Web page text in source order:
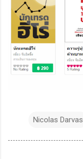
Nicolas Darvas